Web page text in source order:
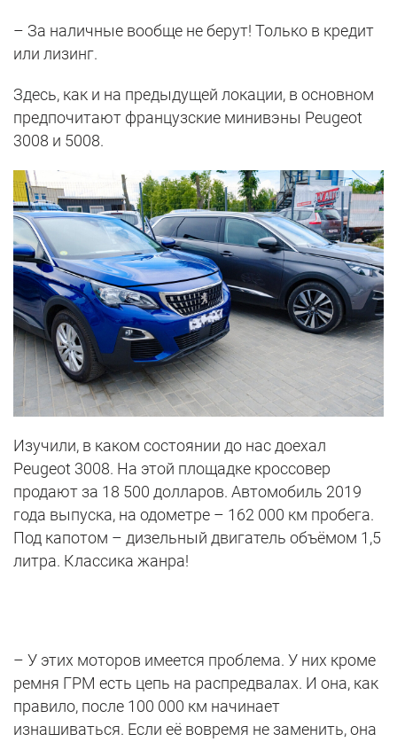
– За наличные вообще не берут! Только в кредит
или лизинг.
Здесь, как и на предыдущей локации, в основном
предпочитают французские минивэны Peugeot
3008 и 5008.
Изучили, в каком состоянии до нас доехал
Peugeot 3008. На этой площадке кроссовер
продают за 18 500 долларов. Автомобиль 2019
года выпуска, на одометре – 162 000 км пробега.
Под капотом – дизельный двигатель объёмом 1,5
литра. Классика жанра!
– У этих моторов имеется проблема. У них кроме
ремня ГРМ есть цепь на распредвалах. И она, как
правило, после 100 000 км начинает
изнашиваться. Если её вовремя не заменить, она